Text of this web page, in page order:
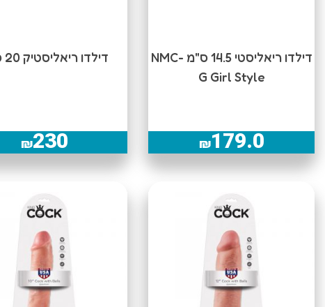
דילדו ריאליסטי 14.5 ס"מ NMC-
G Girl Style
₪179.0
דילדו ריאליסטיק 20 ס"מ
₪230